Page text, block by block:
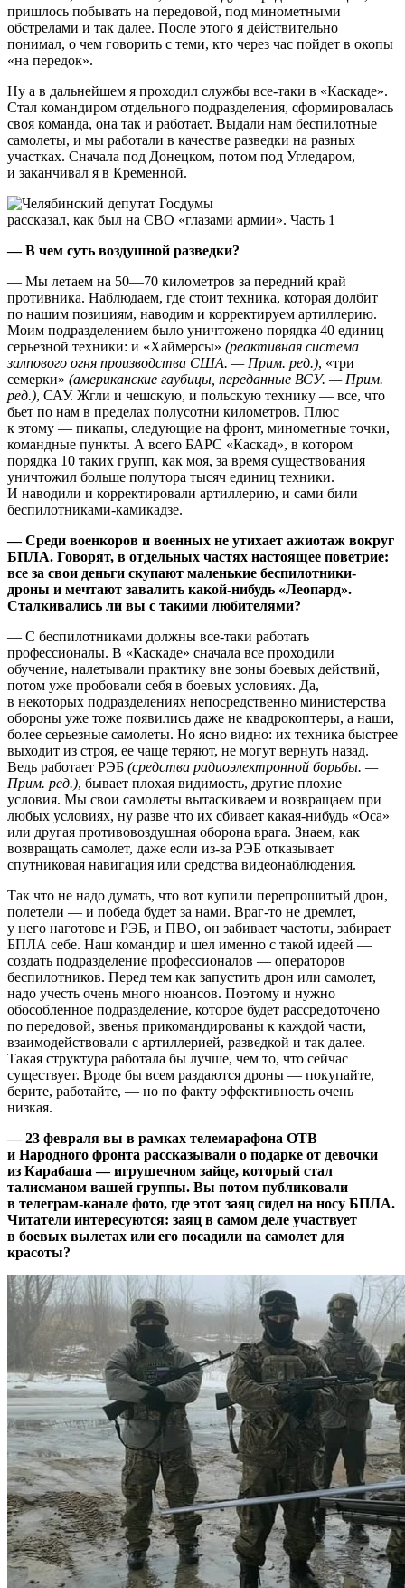
пришлось побывать на передовой, под минометными
обстрелами и так далее. После этого я действительно
понимал, о чем говорить с теми, кто через час пойдет в окопы
«на передок».
Ну а в дальнейшем я проходил службы все-таки в «Каскаде».
Стал командиром отдельного подразделения, сформировалась
своя команда, она так и работает. Выдали нам беспилотные
самолеты, и мы работали в качестве разведки на разных
участках. Сначала под Донецком, потом под Угледаром,
и заканчивал я в Кременной.
— В чем суть воздушной разведки?
— Мы летаем на 50—70 километров за передний край
противника. Наблюдаем, где стоит техника, которая долбит
по нашим позициям, наводим и корректируем артиллерию.
Моим подразделением было уничтожено порядка 40 единиц
серьезной техники: и «Хаймерсы» (реактивная система
залпового огня производства США. — Прим. ред.), «три
семерки» (американские гаубицы, переданные ВСУ. — Прим.
ред.), САУ. Жгли и чешскую, и польскую технику — все, что
бьет по нам в пределах полусотни километров. Плюс
к этому — пикапы, следующие на фронт, минометные точки,
командные пункты. А всего БАРС «Каскад», в котором
порядка 10 таких групп, как моя, за время существования
уничтожил больше полутора тысяч единиц техники.
И наводили и корректировали артиллерию, и сами били
беспилотниками-камикадзе.
— Среди военкоров и военных не утихает ажиотаж вокруг
БПЛА. Говорят, в отдельных частях настоящее поветрие:
все за свои деньги скупают маленькие беспилотники-
дроны и мечтают завалить какой-нибудь «Леопард».
Сталкивались ли вы с такими любителями?
— С беспилотниками должны все-таки работать
профессионалы. В «Каскаде» сначала все проходили
обучение, налетывали практику вне зоны боевых действий,
потом уже пробовали себя в боевых условиях. Да,
в некоторых подразделениях непосредственно министерства
обороны уже тоже появились даже не квадрокоптеры, а наши,
более серьезные самолеты. Но ясно видно: их техника быстрее
выходит из строя, ее чаще теряют, не могут вернуть назад.
Ведь работает РЭБ (средства радиоэлектронной борьбы. —
Прим. ред.), бывает плохая видимость, другие плохие
условия. Мы свои самолеты вытаскиваем и возвращаем при
любых условиях, ну разве что их сбивает какая-нибудь «Оса»
или другая противовоздушная оборона врага. Знаем, как
возвращать самолет, даже если из-за РЭБ отказывает
спутниковая навигация или средства видеонаблюдения.
Так что не надо думать, что вот купили перепрошитый дрон,
полетели — и победа будет за нами. Враг-то не дремлет,
у него наготове и РЭБ, и ПВО, он забивает частоты, забирает
БПЛА себе. Наш командир и шел именно с такой идеей —
создать подразделение профессионалов — операторов
беспилотников. Перед тем как запустить дрон или самолет,
надо учесть очень много нюансов. Поэтому и нужно
обособленное подразделение, которое будет рассредоточено
по передовой, звенья прикомандированы к каждой части,
взаимодействовали с артиллерией, разведкой и так далее.
Такая структура работала бы лучше, чем то, что сейчас
существует. Вроде бы всем раздаются дроны — покупайте,
берите, работайте, — но по факту эффективность очень
низкая.
— 23 февраля вы в рамках телемарафона ОТВ
и Народного фронта рассказывали о подарке от девочки
из Карабаша — игрушечном зайце, который стал
талисманом вашей группы. Вы потом публиковали
в телеграм-канале фото, где этот заяц сидел на носу БПЛА.
Читатели интересуются: заяц в самом деле участвует
в боевых вылетах или его посадили на самолет для
красоты?